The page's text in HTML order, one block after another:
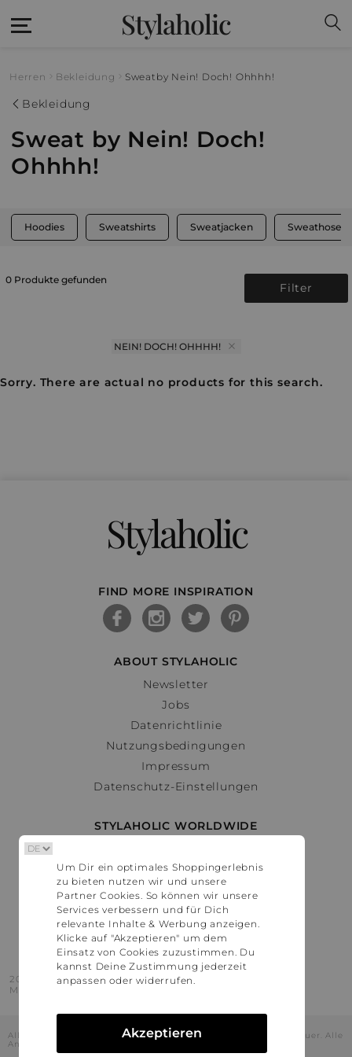
Stylaholic
Herren Bekleidung Sweat by Nein! Doch! Ohhhh!
Bekleidung
Sweat by Nein! Doch!
Ohhhh!
Hoodies Sweatshirts Sweatjacken Sweathosen
0 Produkte gefunden
Filter
NEIN! DOCH! OHHHH!
Sorry. There are actual no products for this search.
Stylaholic
FIND MORE INSPIRATION
ABOUT STYLAHOLIC
Newsletter
Jobs
Datenrichtlinie
Nutzungsbedingungen
Impressum
Datenschutz-Einstellungen
STYLAHOLIC WORLDWIDE
Österreich
Schweiz
France
United States
2016 - 2026 © Stylaholic.
Made for you with love in munich.
Alle Preise inkl. der jeweils geltenden gesetzlichen Mehrwertsteuer. Alle
Angaben ohne Gewähr.
Um Dir ein optimales Shoppingerlebnis
zu bieten nutzen wir und unsere
Partner Cookies. So können wir unsere
Services verbessern und für Dich
relevante Inhalte & Werbung anzeigen.
Klicke auf "Akzeptieren" um dem
Einsatz von Cookies zuzustimmen. Du
kannst Deine Zustimmung jederzeit
anpassen oder widerrufen.
Akzeptieren